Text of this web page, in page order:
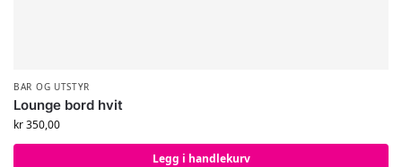
BAR OG UTSTYR
Lounge bord hvit
kr350,00
Legg i handlekurv